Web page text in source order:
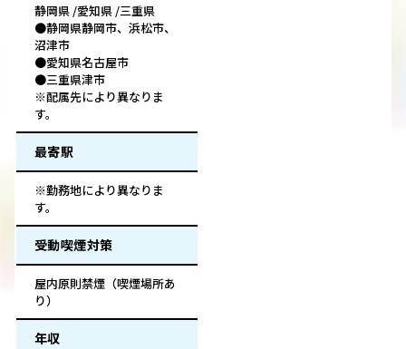
静岡県 /愛知県 /三重県
●静岡県静岡市、浜松市、
沼津市
●愛知県名古屋市
●三重県津市
※配属先により異なりま
す。
最寄駅
※勤務地により異なりま
す。
受動喫煙対策
屋内原則禁煙（喫煙場所あ
り）
年収